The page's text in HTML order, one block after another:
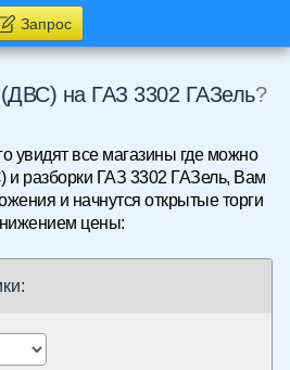
Запрос
(ДВС) на ГАЗ 3302 ГАЗель?
увидят все магазины где можно
и разборки ГАЗ 3302 ГАЗель, Вам
и начнутся открытые торги
цены: